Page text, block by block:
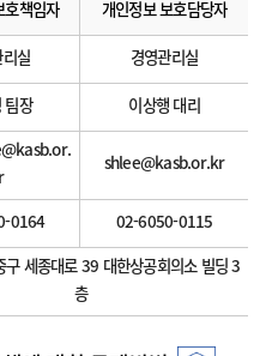
호책임자 개인정보 보호담당자
리실 경영관리실
팀장 이상행 대리
shlee@kasb.or.kr
0164 02-6050-0115
구 세종대로 39 대한상공회의소 빌딩 3
층